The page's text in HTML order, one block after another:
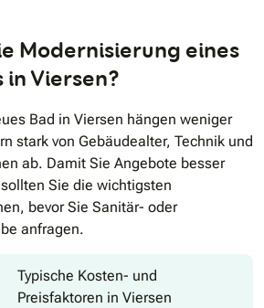
Modernisierung eines
in Viersen?
Bad in Viersen hängen weniger
stark von Gebäudealter, Technik und
ab. Damit Sie Angebote besser
Sie die wichtigsten
bevor Sie Sanitär- oder
anfragen.
Typische Kosten- und
Preisfaktoren in Viersen